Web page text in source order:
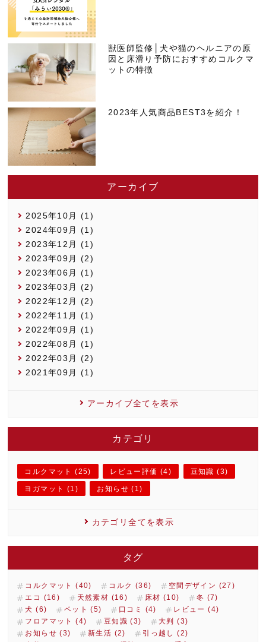
獣医師監修│犬や猫のヘルニアの原
因と床滑り予防におすすめコルクマ
ットの特徴
2023年人気商品BEST3を紹介！
アーカイブ
2025年10月 (1)
2024年09月 (1)
2023年12月 (1)
2023年09月 (2)
2023年06月 (1)
2023年03月 (2)
2022年12月 (2)
2022年11月 (1)
2022年09月 (1)
2022年08月 (1)
2022年03月 (2)
2021年09月 (1)
アーカイブ全てを表示
カテゴリ
コルクマット (25) レビュー評価 (4) 豆知識 (3)
ヨガマット (1) お知らせ (1)
カテゴリ全てを表示
タグ
コルクマット (40) コルク (36)
空間デザイン (27)
エコ (16)
天然素材 (16) 床材 (10)
冬 (7)
犬 (6)
ペット (5) 口コミ (4)
レビュー (4)
フロアマット (4)
豆知識 (3)
大判 (3)
お知らせ (3)
新生活 (2)
引っ越し (2)